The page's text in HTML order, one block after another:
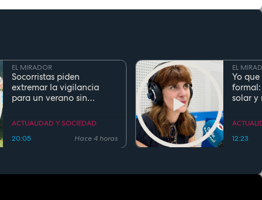
EL MIRADOR
Socorristas piden
extremar la vigilancia
para un verano sin
regla de los 5 segundos
ACTUALIDAD Y SOCIEDAD
20:05
Hace 4 horas
EL
Yo
solar y
12:23